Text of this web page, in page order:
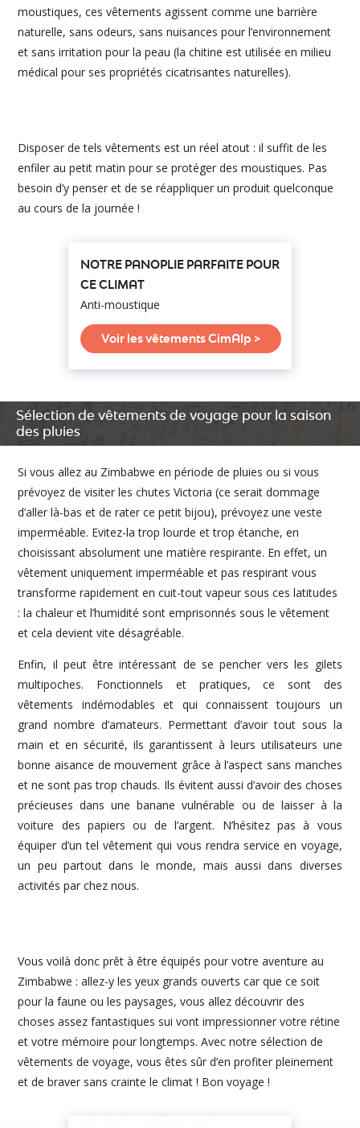
moustiques, ces vêtements agissent comme une barrière
naturelle, sans odeurs, sans nuisances pour l’environnement
et sans irritation pour la peau (la chitine est utilisée en milieu
médical pour ses propriétés cicatrisantes naturelles).
Disposer de tels vêtements est un réel atout : il suffit de les
enfiler au petit matin pour se protéger des moustiques. Pas
besoin d’y penser et de se réappliquer un produit quelconque
au cours de la journée !
NOTRE PANOPLIE PARFAITE POUR
CE CLIMAT
Anti-moustique
Voir les vêtements CimAlp >
Sélection de vêtements de voyage pour la saison
des pluies
Si vous allez au Zimbabwe en période de pluies ou si vous
prévoyez de visiter les chutes Victoria (ce serait dommage
d’aller là-bas et de rater ce petit bijou), prévoyez une veste
imperméable. Evitez-la trop lourde et trop étanche, en
choisissant absolument une matière respirante. En effet, un
vêtement uniquement imperméable et pas respirant vous
transforme rapidement en cuit-tout vapeur sous ces latitudes
: la chaleur et l’humidité sont emprisonnés sous le vêtement
et cela devient vite désagréable.
Enfin, il peut être intéressant de se pencher vers les gilets
multipoches. Fonctionnels et pratiques, ce sont des
vêtements indémodables et qui connaissent toujours un
grand nombre d’amateurs. Permettant d’avoir tout sous la
main et en sécurité, ils garantissent à leurs utilisateurs une
bonne aisance de mouvement grâce à l’aspect sans manches
et ne sont pas trop chauds. Ils évitent aussi d’avoir des choses
précieuses dans une banane vulnérable ou de laisser à la
voiture des papiers ou de l’argent. N’hésitez pas à vous
équiper d’un tel vêtement qui vous rendra service en voyage,
un peu partout dans le monde, mais aussi dans diverses
activités par chez nous.
Vous voilà donc prêt à être équipés pour votre aventure au
Zimbabwe : allez-y les yeux grands ouverts car que ce soit
pour la faune ou les paysages, vous allez découvrir des
choses assez fantastiques sui vont impressionner votre rétine
et votre mémoire pour longtemps. Avec notre sélection de
vêtements de voyage, vous êtes sûr d’en profiter pleinement
et de braver sans crainte le climat ! Bon voyage !